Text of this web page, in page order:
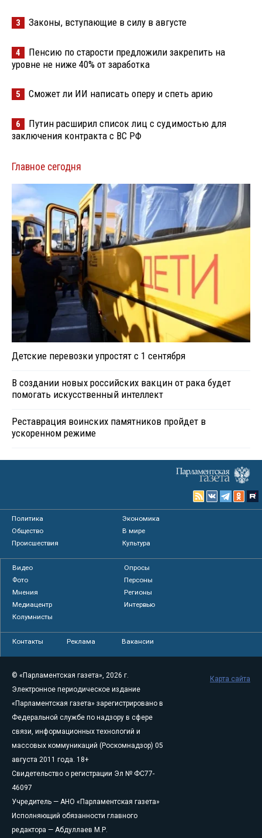
3 Законы, вступающие в силу в августе
4
Пенсию по старости предложили закрепить на
уровне не ниже 40% от заработка
5 Сможет ли ИИ написать оперу и спеть арию
6
Путин расширил список лиц с судимостью для
заключения контракта с ВС РФ
Главное сегодня
Детские перевозки упростят с 1 сентября
В создании новых российских вакцин от рака будет
помогать искусственный интеллект
Реставрация воинских памятников пройдет в
ускоренном режиме
Политика
Экономика
Общество
В мире
Происшествия
Культура
Видео
Опросы
Фото
Персоны
Мнения
Регионы
Медиацентр
Интервью
Колумнисты
Контакты Реклама Вакансии
© «Парламентская газета», 2026 г.
Электронное периодическое издание
«Парламентская газета» зарегистрировано в
Федеральной службе по надзору в сфере
связи, информационных технологий и
массовых коммуникаций (Роскомнадзор) 05
августа 2011 года. 18+
Свидетельство о регистрации Эл № ФС77-
46097
Учредитель — АНО «Парламентская газета»
Исполняющий обязанности главного
редактора — Абдуллаев М.Р.
Карта сайта